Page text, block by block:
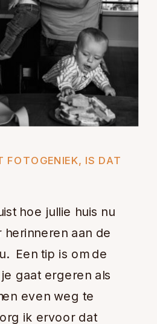
hoe jullie huis nu
herinneren aan de
Een tip is om de
gaat ergeren als
even weg te
ik ervoor dat
FOTOGENIEK, IS DAT